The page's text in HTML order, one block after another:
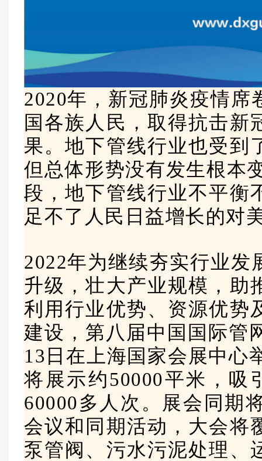
2020年，新冠肺炎疫情席
国各族人民，取得抗击新
果。地下管线行业也受到
但总体形势没有发生根本
段，地下管线行业不平衡
足不了人民日益增长的对
2022年为继续夯实行业发
升级，壮大产业规模，助
利用行业优势、资源优势
建设，第八届中国国际管
13日在上海国家会展中心
将展示约50000平米，吸
60000多人次。展会同期
会议和同期活动，大会将
泵管阀、污水污泥处理、